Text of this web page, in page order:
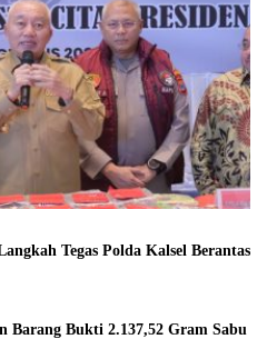
Tegas Polda Kalsel Berantas
Barang Bukti 2.137,52 Gram Sabu